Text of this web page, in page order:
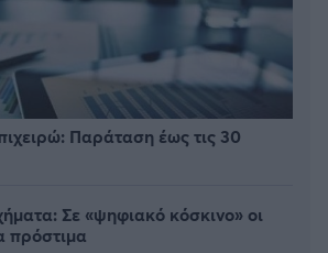
Παράταση έως τις 30
Σε «ψηφιακό κόσκινο» οι
πρόστιμα